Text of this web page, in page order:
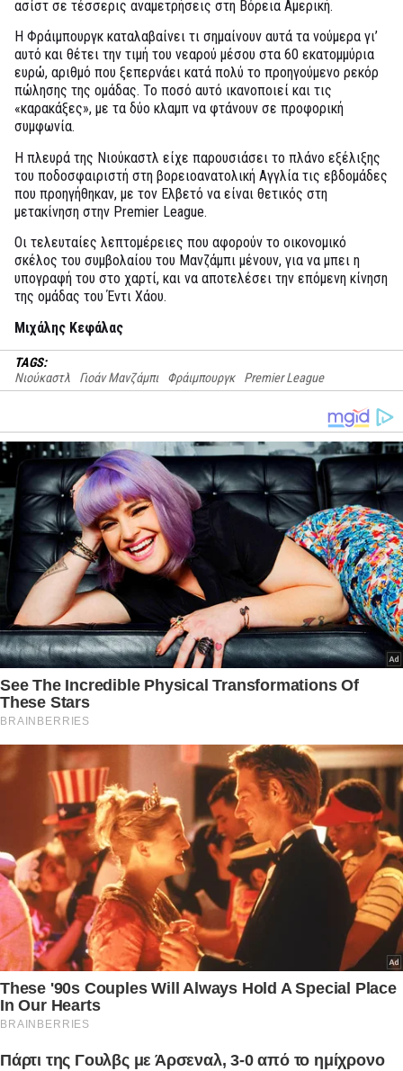
ασίστ σε τέσσερις αναμετρήσεις στη Βόρεια Αμερική.
Η Φράιμπουργκ καταλαβαίνει τι σημαίνουν αυτά τα νούμερα γι’
αυτό και θέτει την τιμή του νεαρού μέσου στα 60 εκατομμύρια
ευρώ, αριθμό που ξεπερνάει κατά πολύ το προηγούμενο ρεκόρ
πώλησης της ομάδας. Το ποσό αυτό ικανοποιεί και τις
«καρακάξες», με τα δύο κλαμπ να φτάνουν σε προφορική
συμφωνία.
Η πλευρά της Νιούκαστλ είχε παρουσιάσει το πλάνο εξέλιξης
του ποδοσφαιριστή στη βορειοανατολική Αγγλία τις εβδομάδες
που προηγήθηκαν, με τον Ελβετό να είναι θετικός στη
μετακίνηση στην Premier League.
Οι τελευταίες λεπτομέρειες που αφορούν το οικονομικό
σκέλος του συμβολαίου του Μανζάμπι μένουν, για να μπει η
υπογραφή του στο χαρτί, και να αποτελέσει την επόμενη κίνηση
της ομάδας του Έντι Χάου.
Μιχάλης Κεφάλας
TAGS:
Νιούκαστλ
Γιοάν Μανζάμπι Φράιμπουργκ Premier League